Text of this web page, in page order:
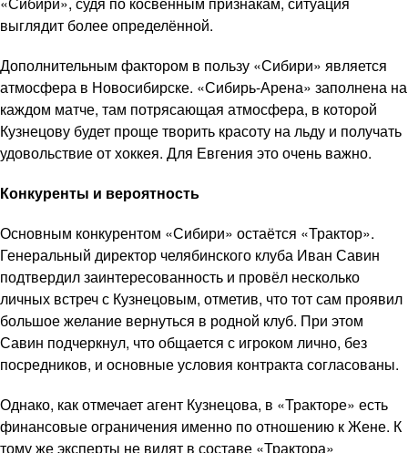
выглядит более определённой.
Дополнительным фактором в пользу «Сибири» является
атмосфера в Новосибирске. «Сибирь-Арена» заполнена на
каждом матче, там потрясающая атмосфера, в которой
Кузнецову будет проще творить красоту на льду и получать
удовольствие от хоккея. Для Евгения это очень важно.
Конкуренты и вероятность
Основным конкурентом «Сибири» остаётся «Трактор».
Генеральный директор челябинского клуба Иван Савин
подтвердил заинтересованность и провёл несколько
личных встреч с Кузнецовым, отметив, что тот сам проявил
большое желание вернуться в родной клуб. При этом
Савин подчеркнул, что общается с игроком лично, без
посредников, и основные условия контракта согласованы.
Однако, как отмечает агент Кузнецова, в «Тракторе» есть
финансовые ограничения именно по отношению к Жене. К
тому же эксперты не видят в составе «Трактора»